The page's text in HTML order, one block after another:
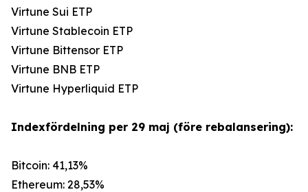
Virtune Sui ETP
Virtune Stablecoin ETP
Virtune Bittensor ETP
Virtune BNB ETP
Virtune Hyperliquid ETP
Indexfördelning per 29 maj (före rebalansering):
Bitcoin: 41,13%
Ethereum: 28,53%